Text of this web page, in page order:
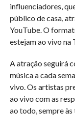
influenciadores,
público de casa,
YouTube. O
estejam ao vivo na
A atração seguirá
música a cada
vivo. Os artistas
ao vivo com as
ao todo, sempre